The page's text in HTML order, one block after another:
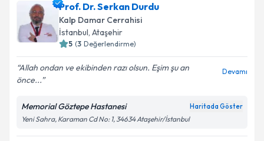
Prof. Dr. Serkan Durdu
Kalp Damar Cerrahisi
İstanbul, Ataşehir
5 (3 Değerlendirme)
Allah ondan ve ekibinden razı olsun. Eşim şu an
önce...
Devamı
Memorial Göztepe Hastanesi Haritada Göster
Yeni Sahra, Karaman Cd No: 1, 34634 Ataşehir/İstanbul